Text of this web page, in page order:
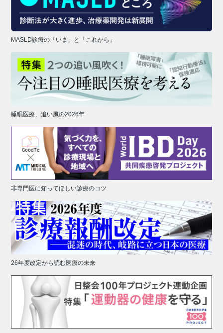
MASLD診療の「いま」と「これから」
睡眠医療、追い風の2026年
非専門医に知ってほしい診療のコツ
26年度改定から読む医療の未来